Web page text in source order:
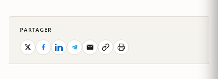
PARTAGER